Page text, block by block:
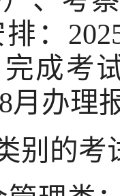
：
完成考
月办理
别的考